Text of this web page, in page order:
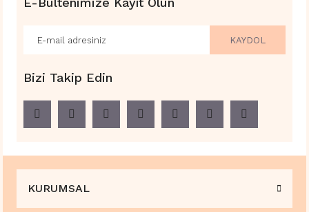
KAYDOL
Bizi Takip Edin
KURUMSAL